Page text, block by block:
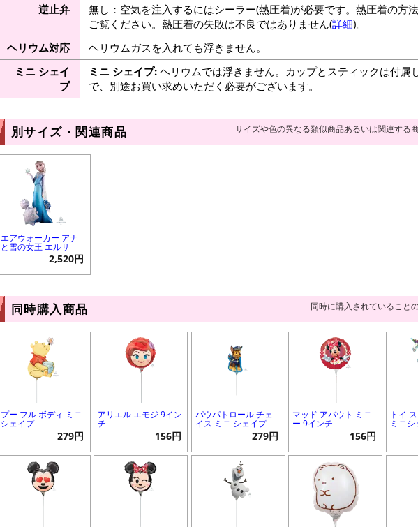
逆止弁
無し：空気を注入するにはシーラー(熱圧着)が必要です。熱圧着の方
ご覧ください。熱圧着の失敗は不良ではありません(詳細)。
ヘリウム対応
ヘリウムガスを入れても浮きません。
ミニ シェイ
プ
ミニ シェイプ:ヘリウムでは浮きません。カップとスティックは付属
で、別途お買い求めいただく必要がございます。
別サイズ・関連商品 サイズや色の異なる類似商品あるいは関連する
エアウォーカー アナ
と雪の女王 エルサ
2,520円
同時購入商品 同時に購入されていること
プー フル ボディ ミニ
シェイプ
279円
アリエル エモジ 9イン
チ
156円
パウパトロール チェ
イス ミニ シェイプ
279円
マッド アバウト ミニ
ー 9インチ
156円
トイ
ミニ